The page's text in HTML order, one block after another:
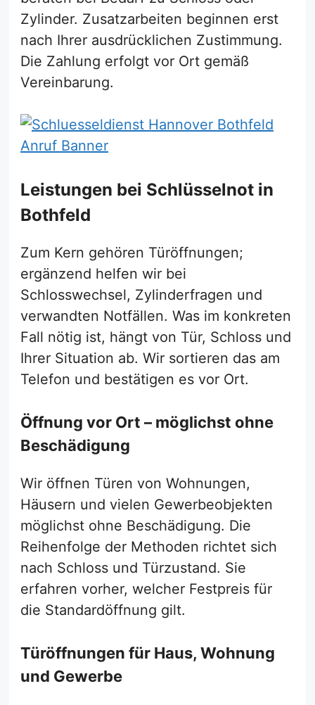
Zylinder. Zusatzarbeiten beginnen erst
nach Ihrer ausdrücklichen Zustimmung.
Die Zahlung erfolgt vor Ort gemäß
Vereinbarung.
Leistungen bei Schlüsselnot in
Bothfeld
Zum Kern gehören Türöffnungen;
ergänzend helfen wir bei
Schlosswechsel, Zylinderfragen und
verwandten Notfällen. Was im konkreten
Fall nötig ist, hängt von Tür, Schloss und
Ihrer Situation ab. Wir sortieren das am
Telefon und bestätigen es vor Ort.
Öffnung vor Ort – möglichst ohne
Beschädigung
Wir öffnen Türen von Wohnungen,
Häusern und vielen Gewerbeobjekten
möglichst ohne Beschädigung. Die
Reihenfolge der Methoden richtet sich
nach Schloss und Türzustand. Sie
erfahren vorher, welcher Festpreis für
die Standardöffnung gilt.
Türöffnungen für Haus, Wohnung
und Gewerbe